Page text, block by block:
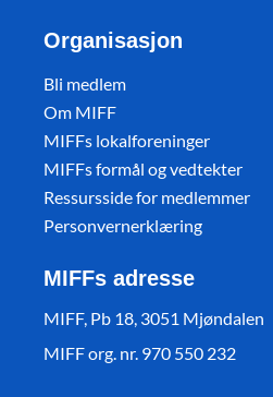
Organisasjon
Bli medlem
Om MIFF
MIFFs lokalforeninger
MIFFs formål og vedtekter
Ressursside for medlemmer
Personvernerklæring
MIFFs adresse
MIFF, Pb 18, 3051 Mjøndalen
MIFF org. nr. 970 550 232